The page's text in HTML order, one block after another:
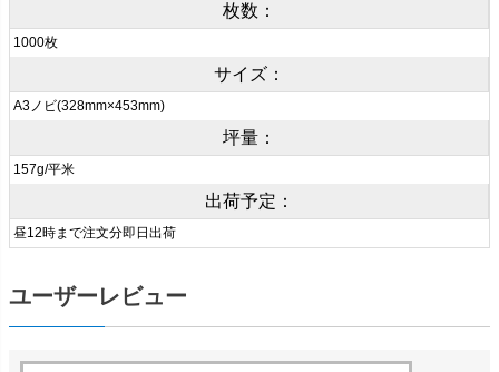
枚数：
1000枚
サイズ：
A3ノビ(328mm×453mm)
坪量：
157g/平米
出荷予定：
昼12時まで注文分即日出荷
ユーザーレビュー